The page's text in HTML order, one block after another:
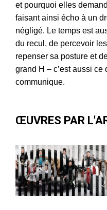
et pourquoi elles
faisant ainsi écho à un
négligé. Le temps est
du recul, de percevoir
repenser sa posture et
grand H – c’est aussi
communique.
ŒUVRES PAR